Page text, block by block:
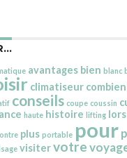
avantages bien blanc
climatiseur combien
conseils coupe coussin
haute histoire lifting lors
plus portable pour
visitervotre